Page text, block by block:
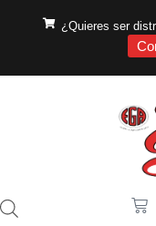
¿Quieres ser